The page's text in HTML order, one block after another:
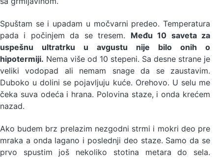
Spuštam se i upadam u močvarni predeo. Temperatura
pada i počinjem da se tresem. Među 10 saveta za
uspešnu ultratrku u avgustu nije bilo onih o
hipotermiji. Nema više od 10 stepeni. Sa desne strane je
veliki vodopad ali nemam snage da se zaustavim.
Duboko u dolini se pojavljuju kuće. Orehovo. U selu me
čeka suva odeća i hrana. Polovina staze, i onda krećem
nazad.
Ako budem brz prelazim nezgodni strmi i mokri deo pre
mraka a onda lagano i poslednji deo staze. Samo da se
prvo spustim još nekoliko stotina metara do sela.